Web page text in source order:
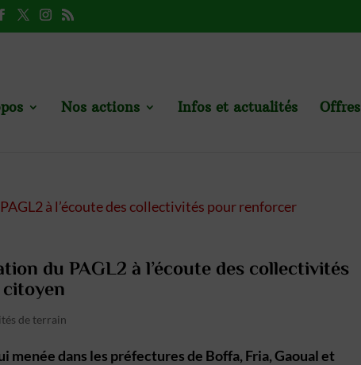
Nos actions Infos et actualités
du PAGL2 à l’écoute des collectivités
de terrain
menée dans les préfectures de Boffa, Fria, Gaoual et